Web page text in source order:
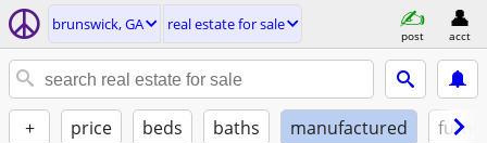
brunswick, GA real estate for sale
post acct
+ price beds baths manufactured